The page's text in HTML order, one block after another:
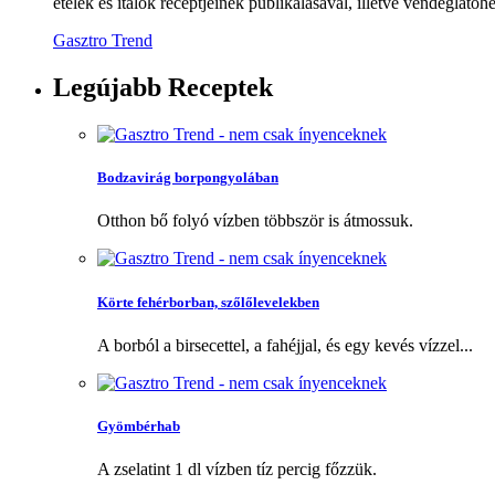
Gasztro Trend
Legújabb Receptek
Bodzavirág borpongyolában
Otthon bő folyó vízben többször is átmossuk.
Körte fehérborban, szőlőlevelekben
A borból a birsecettel, a fahéjjal, és egy kevés vízzel...
Gyömbérhab
A zselatint 1 dl vízben tíz percig főzzük.